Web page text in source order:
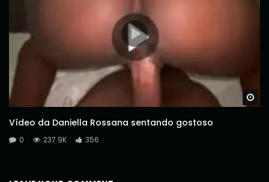
Vídeo da Daniella Rossana sentando gostoso
0 237.9K 356